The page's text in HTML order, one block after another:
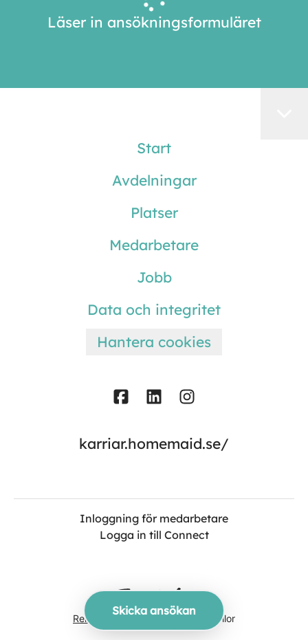
Skicka ansökan
Läser in ansökningsformuläret
Start
Avdelningar
Platser
Medarbetare
Jobb
Data och integritet
Hantera cookies
karriar.homemaid.se/
Inloggning för medarbetare
Logga in till Connect
Rekryteringsverktygfrån Teamtailor